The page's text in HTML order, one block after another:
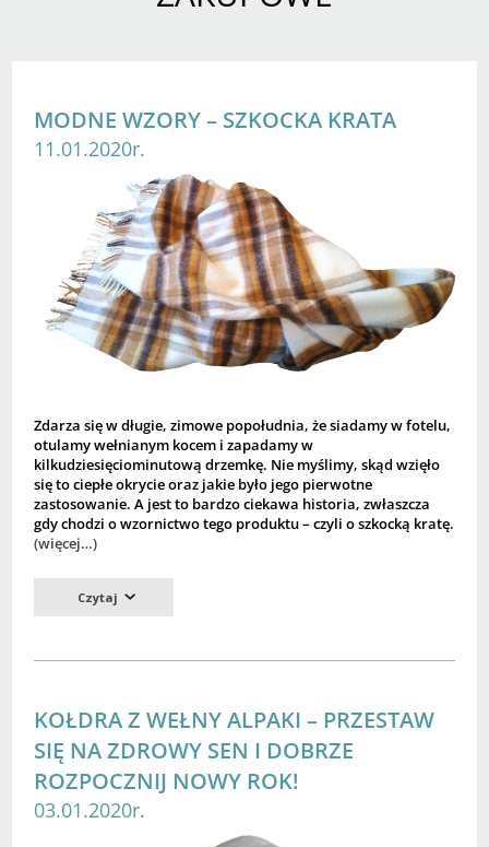
MODNE WZORY – SZKOCKA KRATA
11.01.2020r.
Zdarza się w długie, zimowe popołudnia, że siadamy w fotelu,
otulamy wełnianym kocem i zapadamy w
kilkudziesięciominutową drzemkę. Nie myślimy, skąd wzięło
się to ciepłe okrycie oraz jakie było jego pierwotne
zastosowanie. A jest to bardzo ciekawa historia, zwłaszcza
gdy chodzi o wzornictwo tego produktu – czyli o szkocką kratę.
(więcej…)
Czytaj
KOŁDRA Z WEŁNY ALPAKI – PRZESTAW
SIĘ NA ZDROWY SEN I DOBRZE
ROZPOCZNIJ NOWY ROK!
03.01.2020r.